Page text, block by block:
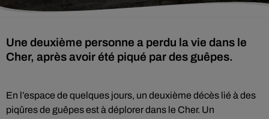
Une deuxième personne a perdu la vie dans le
Cher, après avoir été piqué par des guêpes.
En l’espace de quelques jours, un deuxième décès lié à des
piqûres de guêpes est à déplorer dans le Cher. Un